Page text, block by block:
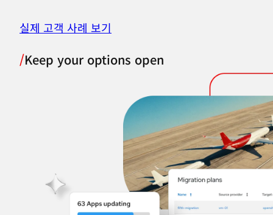
실제 고객 사례 보기
/Keep your options open